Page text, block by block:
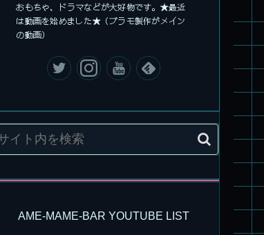
おもちゃ、ドラマなどが大好物です。★最近
は動画を始めました★（プラモ製作がメイン
の動画）
AME-MAME-BAR YOUTUBE LIST
パチ組塗装★モデロイド 1/60 イングラム リアクティブアーマ
ー